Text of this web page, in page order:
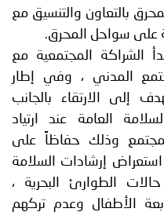
بالتعاون والتنسيق مع
على سواحل المحرق.
الشراكة المجتمعية مع
المدني ، وفي إطار
إلى الارتقاء بالجانب
العامة عند ارتياد
وذلك حفاظاً على
إرشادات السلامة
الطوارئ البحرية ،
الأطفال وعدم تركهم